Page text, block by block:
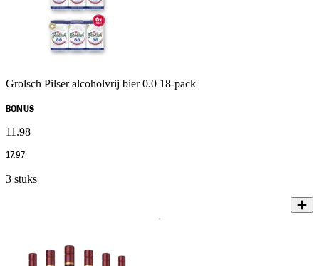
Grolsch Pilser alcoholvrij bier 0.0 18-pack
BONUS
11 .98
17.97
3 stuks